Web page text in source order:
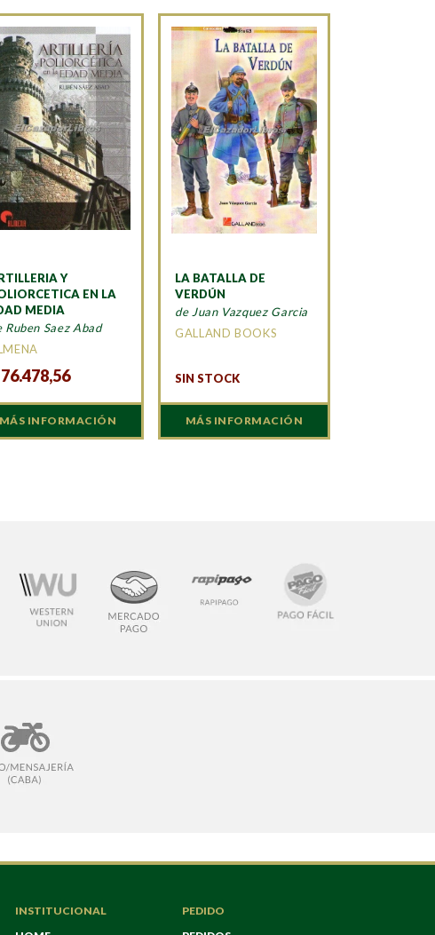
Y
EN LA
MEDIA
Ruben Saez Abad
76.478,56
MÁS INFORMACIÓN
LA BATALLA DE
VERDÚN
de Juan Vazquez Garcia
GALLAND BOOKS
SIN STOCK
MÁS INFORMACIÓN
INSTITUCIONAL
PEDIDO